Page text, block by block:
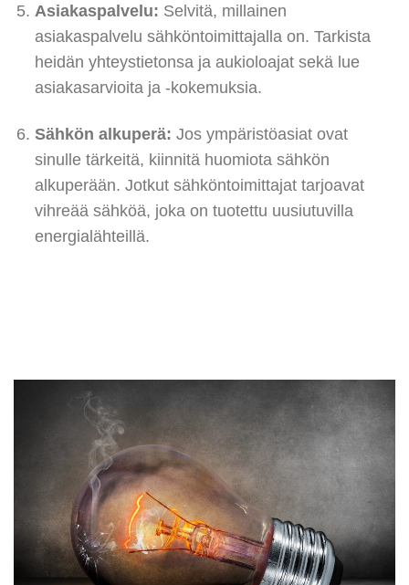
Asiakaspalvelu: Selvitä, millainen
asiakaspalvelu sähköntoimittajalla on. Tarkista
heidän yhteystietonsa ja aukioloajat sekä lue
asiakasarvioita ja -kokemuksia.
Sähkön alkuperä: Jos ympäristöasiat ovat
sinulle tärkeitä, kiinnitä huomiota sähkön
alkuperään. Jotkut sähköntoimittajat tarjoavat
vihreää sähköä, joka on tuotettu uusiutuvilla
energialähteillä.